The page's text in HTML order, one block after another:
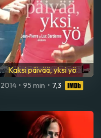
Kaksi päivää, yksi yö
2014 • 95 min • 7,3